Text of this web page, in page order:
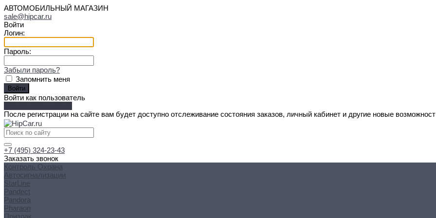
АВТОМОБИЛЬНЫЙ МАГАЗИН
sale@hipcar.ru
Войти
Логин:
Пароль:
Забыли пароль?
Запомнить меня
Войти как пользователь
После регистрации на сайте вам будет доступно отслеживание состояния заказов, личный кабинет и другие новые
+7 (495) 324-23-43
Заказать звонок
Контроль Охрана
Автосигнализации
StarLine
Pandect
Pandora
Pharaon
Призрак